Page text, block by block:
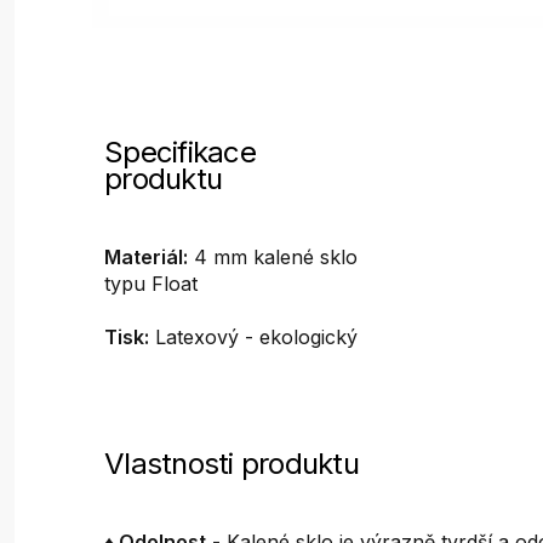
Specifikace
produktu
Materiál: 4 mm kalené sklo
typu Float
Tisk: Latexový - ekologický
Vlastnosti produktu